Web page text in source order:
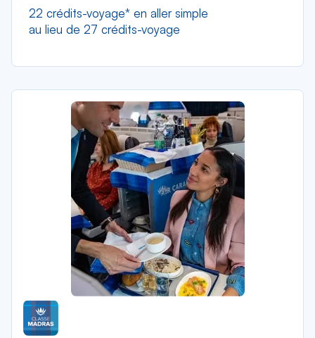
22 crédits-voyage* en aller simple
au lieu de 27 crédits-voyage